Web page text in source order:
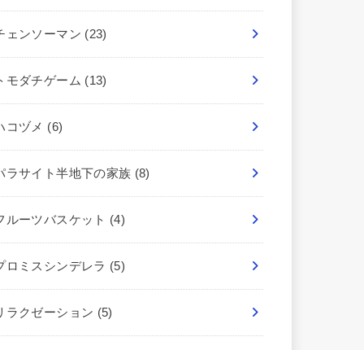
ェンソーマン (23)
モダチゲーム (13)
コヅメ (6)
ラサイト半地下の家族 (8)
ルーツバスケット (4)
ロミスシンデレラ (5)
ラクゼーション (5)